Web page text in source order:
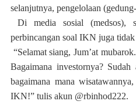
selanjutnya, pengelolaan
Di media sosial (medsos),
perbincangan soal IKN juga tidak
“Selamat siang, Jum’at
Bagaimana investornya?
bagaimana mana
IKN!” tulis akun @rbinhod222.